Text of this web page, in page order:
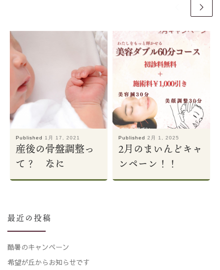
Published 1月 17, 2021
産後の骨盤調整っ
て？ なに
Published 2月 1, 2025
2月のまいんどキャ
ンペーン！！
最近の投稿
酷暑のキャンペーン
希望が丘からお知らせです